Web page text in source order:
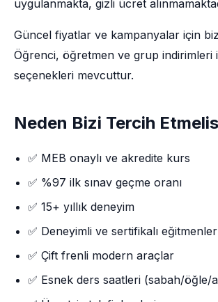
uygulanmakta, gizli ücret
Güncel fiyatlar ve kampanyalar için
Öğrenci, öğretmen ve grup indirimleri
seçenekleri mevcuttur.
Neden Bizi Tercih
✅ MEB onaylı ve akredite kurs
✅ %97 ilk sınav geçme oranı
✅ 15+ yıllık deneyim
✅ Deneyimli ve sertifikalı eğitmenler
✅ Çift frenli modern araçlar
✅ Esnek ders saatleri (sabah/öğle/